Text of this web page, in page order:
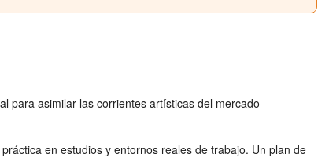
para asimilar las corrientes artísticas del mercado
en estudios y entornos reales de trabajo. Un plan de